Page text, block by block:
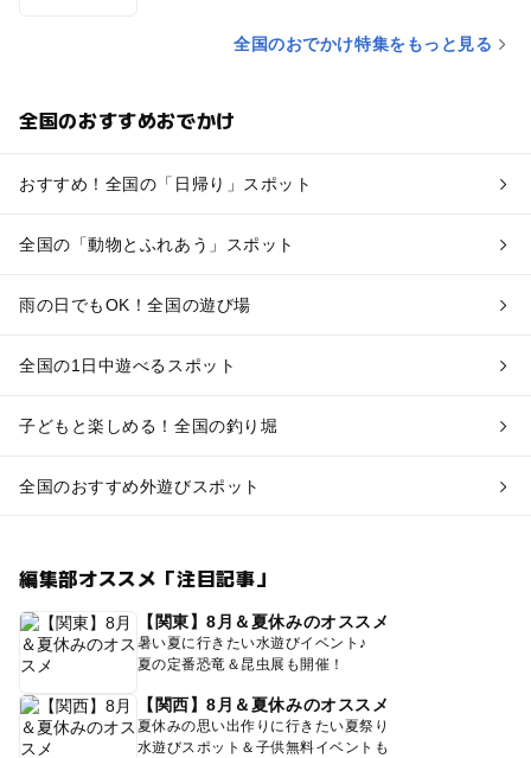
全国のおでかけ特集をもっと見る
全国のおすすめおでかけ
おすすめ！全国の「日帰り」スポット
全国の「動物とふれあう」スポット
雨の日でもOK！全国の遊び場
全国の1日中遊べるスポット
子どもと楽しめる！全国の釣り堀
全国のおすすめ外遊びスポット
編集部オススメ「注目記事」
【関東】8月＆夏休みのオススメ
暑い夏に行きたい水遊びイベント♪
夏の定番恐竜＆昆虫展も開催！
【関西】8月＆夏休みのオススメ
夏休みの思い出作りに行きたい夏祭り
水遊びスポット＆子供無料イベントも